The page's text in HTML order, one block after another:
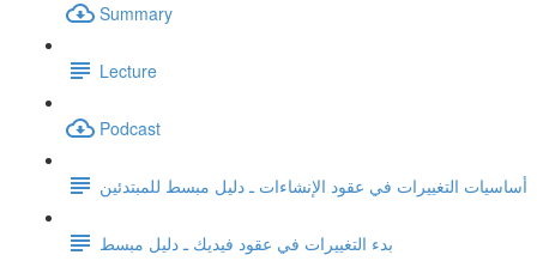
Summary
Lecture
Podcast
أساسيات التغييرات في عقود الإنشاءات ـ دليل مبسط للمبتدئين
بدء التغييرات في عقود فيديك ـ دليل مبسط